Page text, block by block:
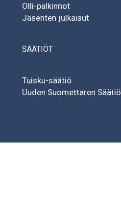
Olli-palkinnot
Jäsenten julkaisut
SÄÄTIÖT
Tuisku-säätiö
Uuden Suomettaren Säätiö